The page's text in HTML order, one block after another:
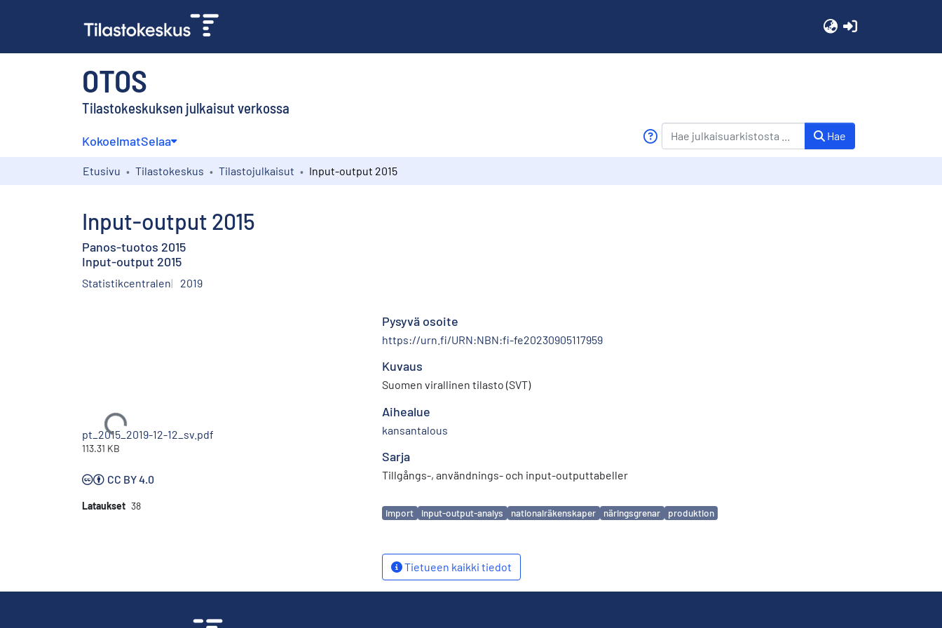
OTOS
Tilastokeskuksen julkaisut verkossa
KokoelmatSelaa Hae
Etusivu Tilastokeskus Tilastojulkaisut Input-output 2015
Input-output 2015
Panos-tuotos 2015
Input-output 2015
Statistikcentralen 2019
Ladataan...
pt_2015_2019-12-12_sv.pdf
113.31 KB
CC BY 4.0
Lataukset 38
Pysyvä osoite
https://urn.fi/URN:NBN:fi-fe20230905117959
Kuvaus
Suomen virallinen tilasto (SVT)
Aihealue
kansantalous
Sarja
Tillgångs-, användnings- och input-outputtabeller
Avainsanat
import input-output-analys nationalräkenskaper näringsgrenar produktion
Tietueen kaikki tiedot